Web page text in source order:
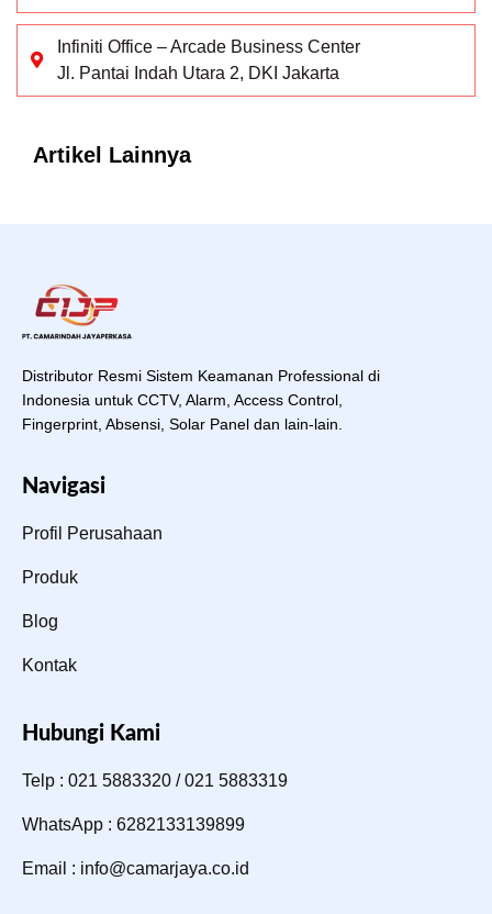
Infiniti Office – Arcade Business Center
Jl. Pantai Indah Utara 2, DKI Jakarta
Artikel Lainnya
Distributor Resmi Sistem Keamanan Professional di
Indonesia untuk CCTV, Alarm, Access Control,
Fingerprint, Absensi, Solar Panel dan lain-lain.
Navigasi
Profil Perusahaan
Produk
Blog
Kontak
Hubungi Kami
Telp : 021 5883320 / 021 5883319
WhatsApp : 6282133139899
Email : info@camarjaya.co.id